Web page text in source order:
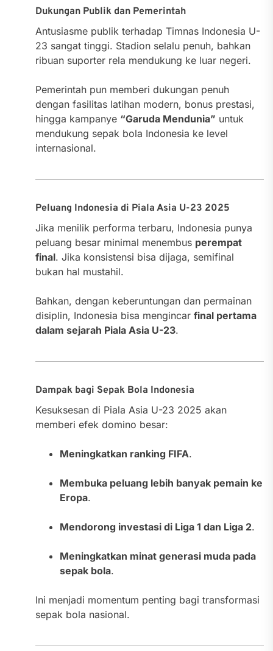
Dukungan Publik dan Pemerintah
Antusiasme publik terhadap Timnas Indonesia U-
23 sangat tinggi. Stadion selalu penuh, bahkan
ribuan suporter rela mendukung ke luar negeri.
Pemerintah pun memberi dukungan penuh
dengan fasilitas latihan modern, bonus prestasi,
hingga kampanye “Garuda Mendunia” untuk
mendukung sepak bola Indonesia ke level
internasional.
Peluang Indonesia di Piala Asia U-23 2025
Jika menilik performa terbaru, Indonesia punya
peluang besar minimal menembus perempat
final. Jika konsistensi bisa dijaga, semifinal
bukan hal mustahil.
Bahkan, dengan keberuntungan dan permainan
disiplin, Indonesia bisa mengincar final pertama
dalam sejarah Piala Asia U-23.
Dampak bagi Sepak Bola Indonesia
Kesuksesan di Piala Asia U-23 2025 akan
memberi efek domino besar:
Meningkatkan ranking FIFA.
Membuka peluang lebih banyak pemain ke
Eropa.
Mendorong investasi di Liga 1 dan Liga 2.
Meningkatkan minat generasi muda pada
sepak bola.
Ini menjadi momentum penting bagi transformasi
sepak bola nasional.